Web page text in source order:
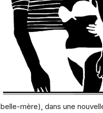
belle-mère), dans une